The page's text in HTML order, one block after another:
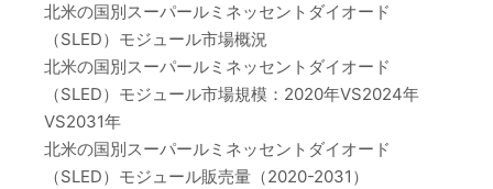
北米の国別スーパールミネッセントダイオード
（SLED）モジュール市場概況
北米の国別スーパールミネッセントダイオード
（SLED）モジュール市場規模：2020年VS2024年
VS2031年
北米の国別スーパールミネッセントダイオード
（SLED）モジュール販売量（2020-2031）